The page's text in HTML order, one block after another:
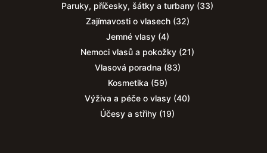
Paruky, příčesky, šátky a turbany (33)
Zajímavosti o vlasech(32)
Jemné vlasy(4)
Nemoci vlasů a pokožky (21)
Vlasová poradna (83)
Kosmetika (59)
Výživa a péče o vlasy (40)
Účesy a střihy (19)